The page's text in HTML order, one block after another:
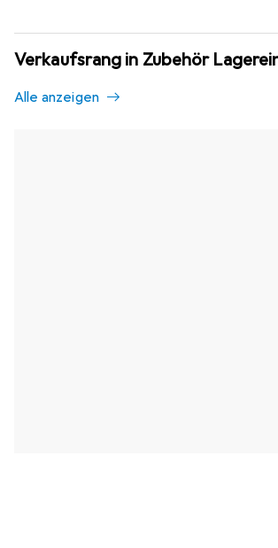
Verkaufsrang in Zubehör
Alle anzeigen